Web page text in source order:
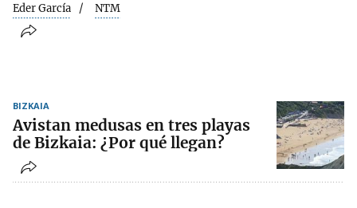
Eder García NTM
BIZKAIA
Avistan medusas en tres playas
de Bizkaia: ¿Por qué llegan?